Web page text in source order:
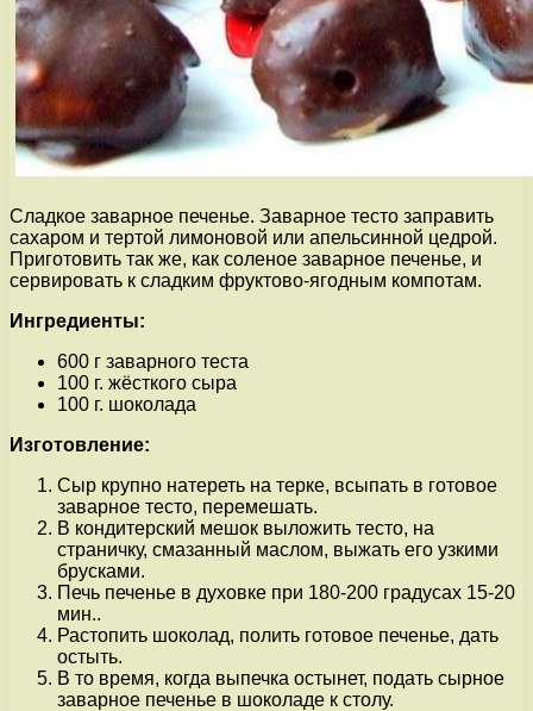
Сладкое заварное печенье. Заварное тесто заправить
сахаром и тертой лимоновой или апельсинной цедрой.
Приготовить так же, как соленое заварное печенье, и
сервировать к сладким фруктово-ягодным компотам.
Ингредиенты:
600 г заварного теста
100 г. жёсткого сыра
100 г. шоколада
Изготовление:
Сыр крупно натереть на терке, всыпать в готовое
заварное тесто, перемешать.
В кондитерский мешок выложить тесто, на
страничку, смазанный маслом, выжать его узкими
брусками.
Печь печенье в духовке при 180-200 градусах 15-20
мин..
Растопить шоколад, полить готовое печенье, дать
остыть.
В то время, когда выпечка остынет, подать сырное
заварное печенье в шоколаде к столу.